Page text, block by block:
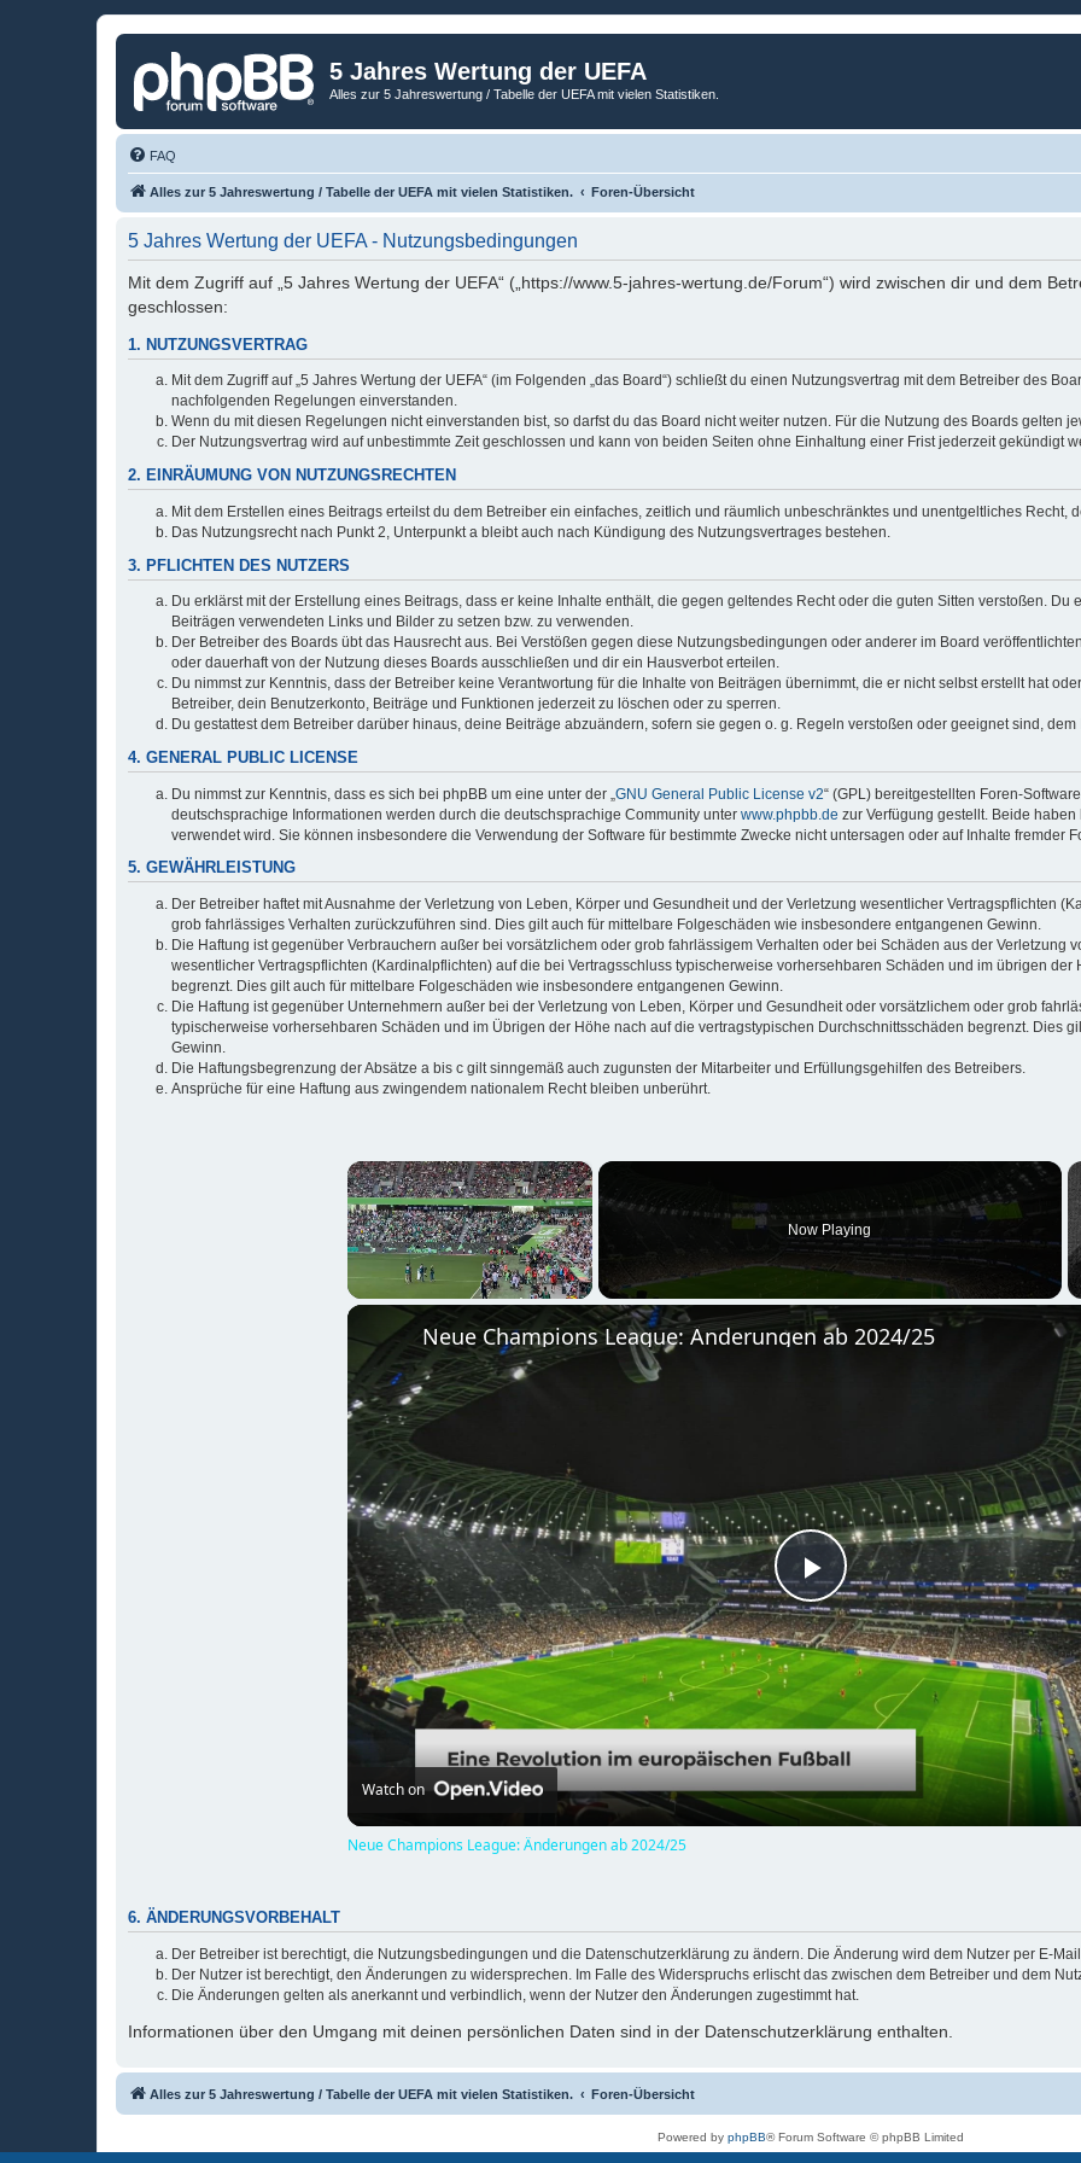
5 Jahres Wertung der UEFA
Alles zur 5 Jahreswertung / Tabelle der UEFA mit vielen Statistiken.
FAQ
Alles zur 5 Jahreswertung / Tabelle der UEFA mit vielen Statistiken. Foren-Übersicht
5 Jahres Wertung der UEFA - Nutzungsbedingungen
Mit dem Zugriff auf „5 Jahres Wertung der UEFA“ („https://www.5-jahres-wertung.de/Forum“) wird zwischen dir und dem
geschlossen:
1. NUTZUNGSVERTRAG
Mit dem Zugriff auf „5 Jahres Wertung der UEFA“ (im Folgenden „das Board“) schließt du einen Nutzungsvertrag mit dem Betreiber des
nachfolgenden Regelungen einverstanden.
Wenn du mit diesen Regelungen nicht einverstanden bist, so darfst du das Board nicht weiter nutzen. Für die Nutzung des Boards gelten
Der Nutzungsvertrag wird auf unbestimmte Zeit geschlossen und kann von beiden Seiten ohne Einhaltung einer Frist jederzeit gekündigt
2. EINRÄUMUNG VON NUTZUNGSRECHTEN
Mit dem Erstellen eines Beitrags erteilst du dem Betreiber ein einfaches, zeitlich und räumlich unbeschränktes und unentgeltliches Recht,
Das Nutzungsrecht nach Punkt 2, Unterpunkt a bleibt auch nach Kündigung des Nutzungsvertrages bestehen.
3. PFLICHTEN DES NUTZERS
Du erklärst mit der Erstellung eines Beitrags, dass er keine Inhalte enthält, die gegen geltendes Recht oder die guten Sitten verstoßen.
Beiträgen verwendeten Links und Bilder zu setzen bzw. zu verwenden.
Der Betreiber des Boards übt das Hausrecht aus. Bei Verstößen gegen diese Nutzungsbedingungen oder anderer im Board
oder dauerhaft von der Nutzung dieses Boards ausschließen und dir ein Hausverbot erteilen.
Du nimmst zur Kenntnis, dass der Betreiber keine Verantwortung für die Inhalte von Beiträgen übernimmt, die er nicht selbst erstellt hat
Betreiber, dein Benutzerkonto, Beiträge und Funktionen jederzeit zu löschen oder zu sperren.
Du gestattest dem Betreiber darüber hinaus, deine Beiträge abzuändern, sofern sie gegen o. g. Regeln verstoßen oder geeignet sind,
4. GENERAL PUBLIC LICENSE
Du nimmst zur Kenntnis, dass es sich bei phpBB um eine unter der „ GNU General Public License v2“ (GPL) bereitgestellten Foren-
deutschsprachige Informationen werden durch die deutschsprachige Community unter www.phpbb.de zur Verfügung gestellt. Beide
verwendet wird. Sie können insbesondere die Verwendung der Software für bestimmte Zwecke nicht untersagen oder auf Inhalte fremder
5. GEWÄHRLEISTUNG
Der Betreiber haftet mit Ausnahme der Verletzung von Leben, Körper und Gesundheit und der Verletzung wesentlicher Vertragspflichten
grob fahrlässiges Verhalten zurückzuführen sind. Dies gilt auch für mittelbare Folgeschäden wie insbesondere entgangenen Gewinn.
Die Haftung ist gegenüber Verbrauchern außer bei vorsätzlichem oder grob fahrlässigem Verhalten oder bei Schäden aus der Verletzung
wesentlicher Vertragspflichten (Kardinalpflichten) auf die bei Vertragsschluss typischerweise vorhersehbaren Schäden und im übrigen
begrenzt. Dies gilt auch für mittelbare Folgeschäden wie insbesondere entgangenen Gewinn.
Die Haftung ist gegenüber Unternehmern außer bei der Verletzung von Leben, Körper und Gesundheit oder vorsätzlichem oder grob
typischerweise vorhersehbaren Schäden und im Übrigen der Höhe nach auf die vertragstypischen Durchschnittsschäden begrenzt. Dies
Gewinn.
Die Haftungsbegrenzung der Absätze a bis c gilt sinngemäß auch zugunsten der Mitarbeiter und Erfüllungsgehilfen des Betreibers.
Ansprüche für eine Haftung aus zwingendem nationalem Recht bleiben unberührt.
×
Unmute
Now Playing
P
l
a
y
i
d
e
Neue Champions League: Änderungen ab 2024/25
Watch on
Neue Champions League: Änderungen ab 2024/25
6. ÄNDERUNGSVORBEHALT
Der Betreiber ist berechtigt, die Nutzungsbedingungen und die Datenschutzerklärung zu ändern. Die Änderung wird dem Nutzer per E-
Der Nutzer ist berechtigt, den Änderungen zu widersprechen. Im Falle des Widerspruchs erlischt das zwischen dem Betreiber und dem
Die Änderungen gelten als anerkannt und verbindlich, wenn der Nutzer den Änderungen zugestimmt hat.
Informationen über den Umgang mit deinen persönlichen Daten sind in der Datenschutzerklärung enthalten.
Alles zur 5 Jahreswertung / Tabelle der UEFA mit vielen Statistiken. Foren-Übersicht
Powered by phpBB® Forum Software © phpBB Limited